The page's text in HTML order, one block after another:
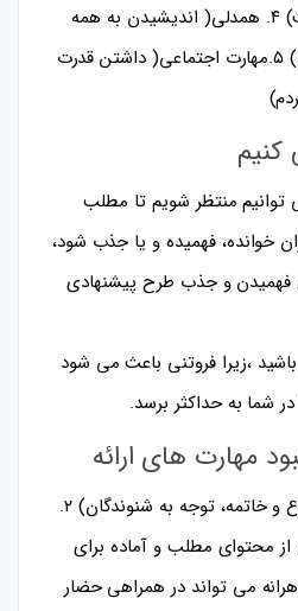
یافتن هدف و معنای حرکت) ۴. همدلی( اندیشیدن به همه
موجودات و سایر انسان ها) ۵.مهارت اجتماعی( داشتن قدرت
کنیم
منتظر شویم تا مطلب
خوانده، فهمیده و یا جذب شود،
فهمیدن و جذب طرح پیشنهادی
باشید ،زیرا فروتنی باعث می شود
شما به حداکثر برسد.
مهارت های ارائه
۱.برنامه ریزی (از زمان شروع و خاتمه، توجه به شنوندگان) ۲.
محتوای مطلب و آماده برای
ماهرانه می تواند در همراهی حضار